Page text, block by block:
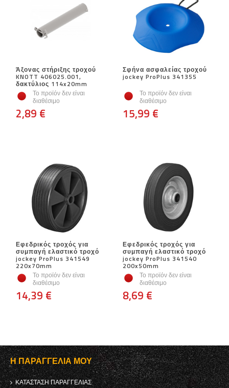
Άξονας στήριξης τροχού
KNOTT 406025.001,
δακτύλιος 114x20mm
Το προϊόν δεν είναι
διαθέσιμο
2,89 €
Σφήνα ασφαλείας τροχού
jockey ProPlus 341355
Το προϊόν δεν είναι
διαθέσιμο
15,99 €
Εφεδρικός τροχός για
συμπαγή ελαστικό τροχό
jockey ProPlus 341549
220x70mm
Το προϊόν δεν είναι
διαθέσιμο
14,39 €
Εφεδρικός τροχός για
συμπαγή ελαστικό τροχό
jockey ProPlus 341540
200x50mm
Το προϊόν δεν είναι
διαθέσιμο
8,69 €
Η ΠΑΡΑΓΓΕΛΊΑ ΜΟΥ
ΚΑΤΆΣΤΑΣΗ ΠΑΡΑΓΓΕΛΊΑΣ